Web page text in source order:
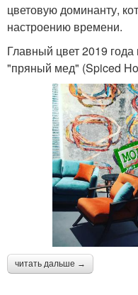
цветовую доминанту,
настроению времени.
Главный цвет 2019
"пряный мед" (Spiced
читать дальше →